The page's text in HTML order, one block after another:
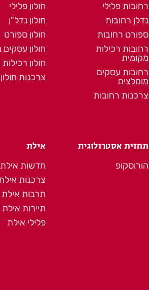
רחובות פלילי
נדלן רחובות
ספורט רחובות
רחובות רכילות
מקומית
רחובות עסקים
מומלצים
צרכנות רחובות
חולון פלילי
חולון נדל"ן
חולון ספורט
חולון
חולון
צרכנות חולון
תחזית אסטרולוגית
הורוסקופ
אילת
חדשות אילת
צרכנות
תרבות אילת
תיירות אילת
פלילי אילת